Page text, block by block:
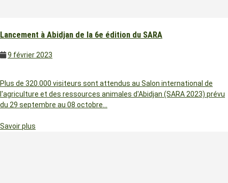
Lancement à Abidjan de la 6e édition du SARA
9 février 2023
Plus de 320.000 visiteurs sont attendus au Salon international de
l'agriculture et des ressources animales d'Abidjan (SARA 2023) prévu
du 29 septembre au 08 octobre…
Savoir plus